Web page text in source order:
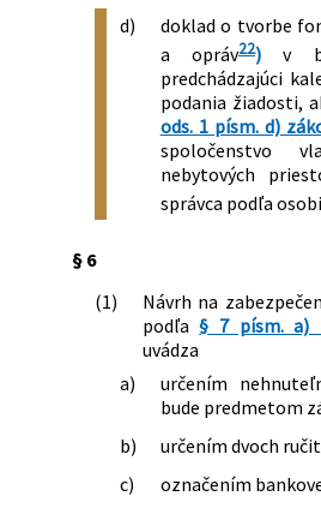
d)
doklad o tvorbe
a opráv22) v
predchádzajúci
podania žiadosti,
ods. 1 písm. d)
spoločenstvo
nebytových
správca podľa
§ 6
(1)
Návrh na
podľa§ 7 písm. a)
uvádza
a)
určením
bude predmetom
b)
určením dvoch
c)
označením